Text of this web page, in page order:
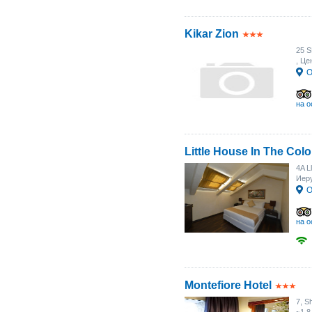
Kikar Zion
25
,
на
Little House In The
4A
на
Montefiore Hotel
7,